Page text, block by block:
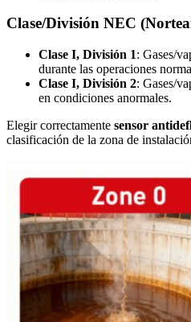
Clase/División NEC
Clase I, División 1: Gases/
durante las operaciones
Clase I, División 2: Gases/
en condiciones anormales.
Elegir correctamente sensor
clasificación de la zona de